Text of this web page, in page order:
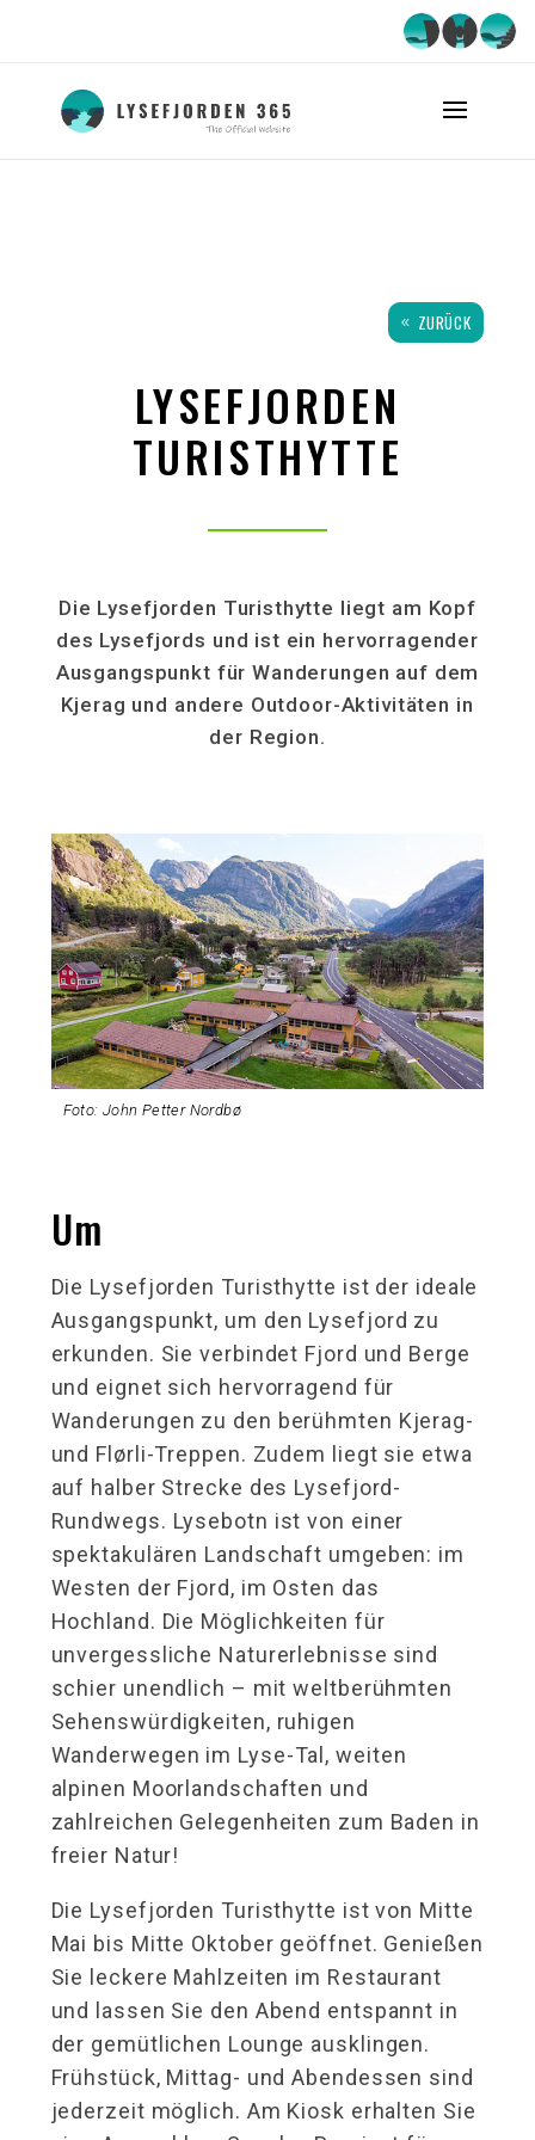
ZURÜCK
LYSEFJORDEN
TURISTHYTTE
Die Lysefjorden Turisthytte liegt am Kopf
des Lysefjords und ist ein hervorragender
Ausgangspunkt für Wanderungen auf dem
Kjerag und andere Outdoor-Aktivitäten in
der Region.
Foto: John Petter Nordbø
Um
Die Lysefjorden Turisthytte ist der ideale
Ausgangspunkt, um den Lysefjord zu
erkunden. Sie verbindet Fjord und Berge
und eignet sich hervorragend für
Wanderungen zu den berühmten Kjerag-
und Flørli-Treppen. Zudem liegt sie etwa
auf halber Strecke des Lysefjord-
Rundwegs. Lysebotn ist von einer
spektakulären Landschaft umgeben: im
Westen der Fjord, im Osten das
Hochland. Die Möglichkeiten für
unvergessliche Naturerlebnisse sind
schier unendlich – mit weltberühmten
Sehenswürdigkeiten, ruhigen
Wanderwegen im Lyse-Tal, weiten
alpinen Moorlandschaften und
zahlreichen Gelegenheiten zum Baden in
freier Natur!
Die Lysefjorden Turisthytte ist von Mitte
Mai bis Mitte Oktober geöffnet. Genießen
Sie leckere Mahlzeiten im Restaurant
und lassen Sie den Abend entspannt in
der gemütlichen Lounge ausklingen.
Frühstück, Mittag- und Abendessen sind
jederzeit möglich. Am Kiosk erhalten Sie